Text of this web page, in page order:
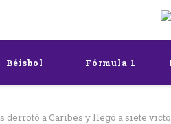
Béisbol Fórmula 1
derrotó a Caribes y llegó a siete